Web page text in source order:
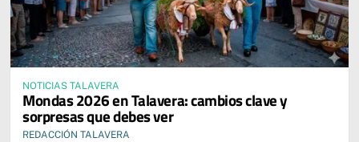
NOTICIAS TALAVERA
Mondas 2026 en Talavera: cambios clave y
sorpresas que debes ver
REDACCIÓN TALAVERA